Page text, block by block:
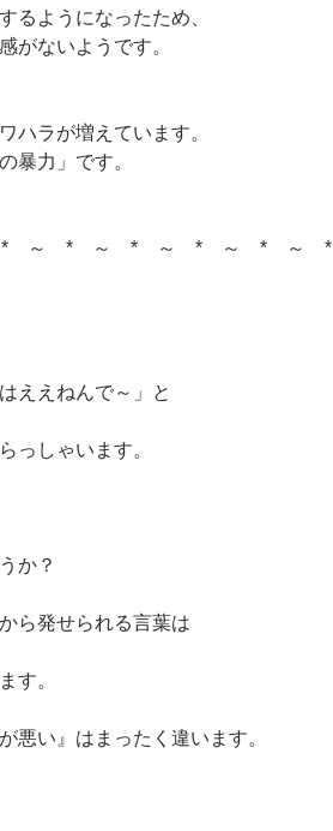
るようになったため、
がないようです。
ハラが増えています。
暴力」です。
～ * ～ * ～ * ～ * ～ *
ええねんで～」と
っしゃいます。
か？
ら発せられる言葉は
す。
悪い』はまったく違います。